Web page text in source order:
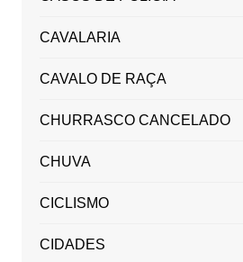
CAVALARIA
CAVALO DE RAÇA
CHURRASCO CANCELADO
CHUVA
CICLISMO
CIDADES